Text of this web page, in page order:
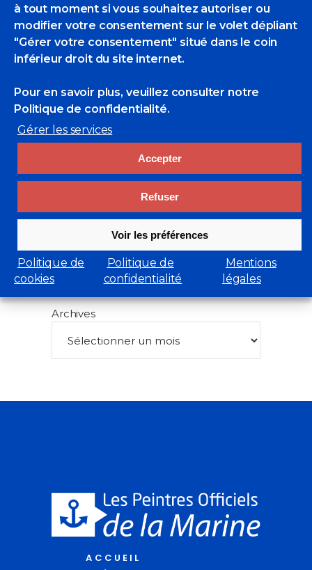
à tout moment si vous souhaitez autoriser ou
modifier votre consentement sur le volet dépliant
"Gérer votre consentement" situé dans le coin
inférieur droit du site internet.
Pour en savoir plus, veuillez consulter notre
Politique de confidentialité.
Gérer les services
Accepter
Refuser
Voir les préférences
Politique de
cookies
Politique de
confidentialité
Mentions
légales
Rechercher
Search
for:
Liens utiles
cluster-maritime.fr
Académie de marine
Archives
ACCUEIL